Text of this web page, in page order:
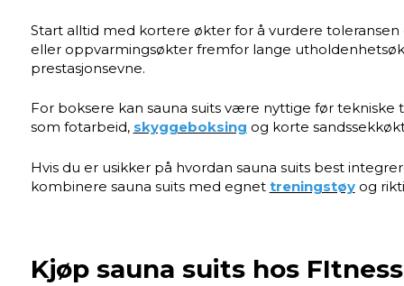
Start alltid med kortere økter for å vurdere
eller oppvarmingsøkter fremfor lange
prestasjonsevne.
For boksere kan sauna suits være nyttige før
som fotarbeid, skyggeboksing og korte
Hvis du er usikker på hvordan sauna suits best
kombinere sauna suits med egnet treningstøyog
Kjøp sauna suits hos